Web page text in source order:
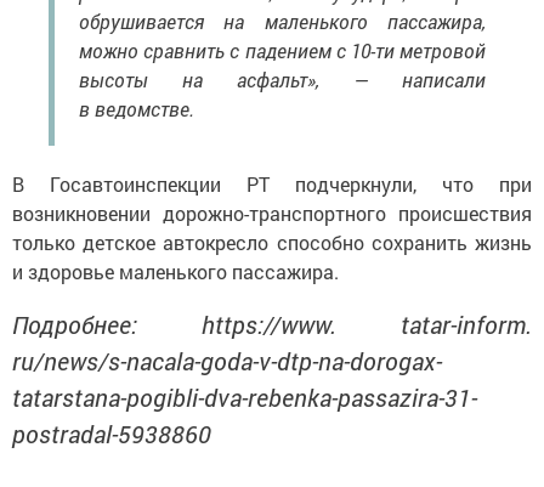
обрушивается на маленького пассажира,
можно сравнить с падением с 10-ти метровой
высоты на асфальт», — написали
в ведомстве.
В Госавтоинспекции РТ подчеркнули, что при
возникновении дорожно-транспортного происшествия
только детское автокресло способно сохранить жизнь
и здоровье маленького пассажира.
Подробнее: https://www. tatar-inform.
ru/news/s-nacala-goda-v-dtp-na-dorogax-
tatarstana-pogibli-dva-rebenka-passazira-31-
postradal-5938860